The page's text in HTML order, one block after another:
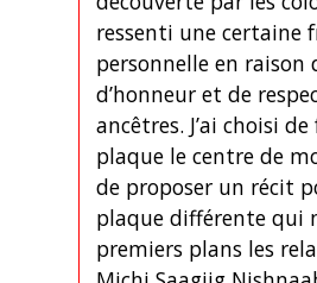
ressenti une certaine
personnelle en raison
d’honneur et de
ancêtres. J’ai choisi
plaque le centre de
de proposer un récit
plaque différente qui
premiers plans les